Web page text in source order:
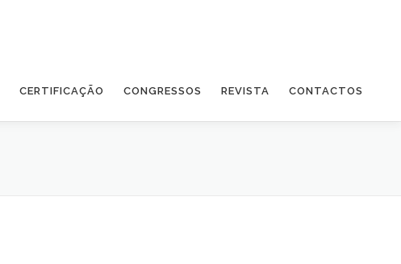
CERTIFICAÇÃO CONGRESSOS REVISTA CONTACTOS